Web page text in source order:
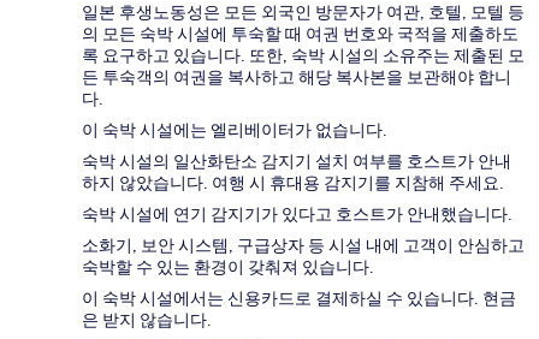
일본 후생노동성은 모든 외국인 방문자가 여관, 호텔, 모텔 등
의 모든 숙박 시설에 투숙할 때 여권 번호와 국적을 제출하도
록 요구하고 있습니다. 또한, 숙박 시설의 소유주는 제출된 모
든 투숙객의 여권을 복사하고 해당 복사본을 보관해야 합니
다.
이 숙박 시설에는 엘리베이터가 없습니다.
숙박 시설의 일산화탄소 감지기 설치 여부를 호스트가 안내
하지 않았습니다. 여행 시 휴대용 감지기를 지참해 주세요.
숙박 시설에 연기 감지기가 있다고 호스트가 안내했습니다.
소화기, 보안 시스템, 구급상자 등 시설 내에 고객이 안심하고
숙박할 수 있는 환경이 갖춰져 있습니다.
이 숙박 시설에서는 신용카드로 결제하실 수 있습니다. 현금
은 받지 않습니다.